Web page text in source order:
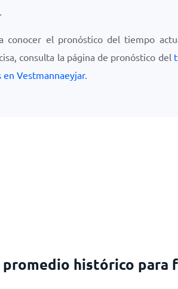
conocer el pronóstico del tiempo
consulta la página de pronóstico del
en Vestmannaeyjar.
promedio histórico para